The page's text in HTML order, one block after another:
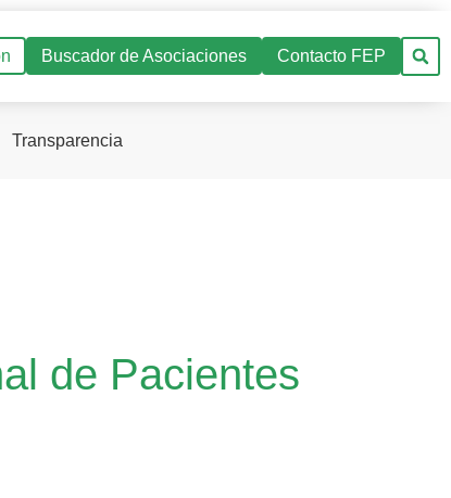
Buscador de Asociaciones Contacto FEP
Transparencia
de Pacientes